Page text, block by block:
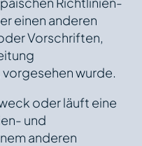
einen anderen
Vorschriften,
wurde.
oder läuft eine
und
anderen